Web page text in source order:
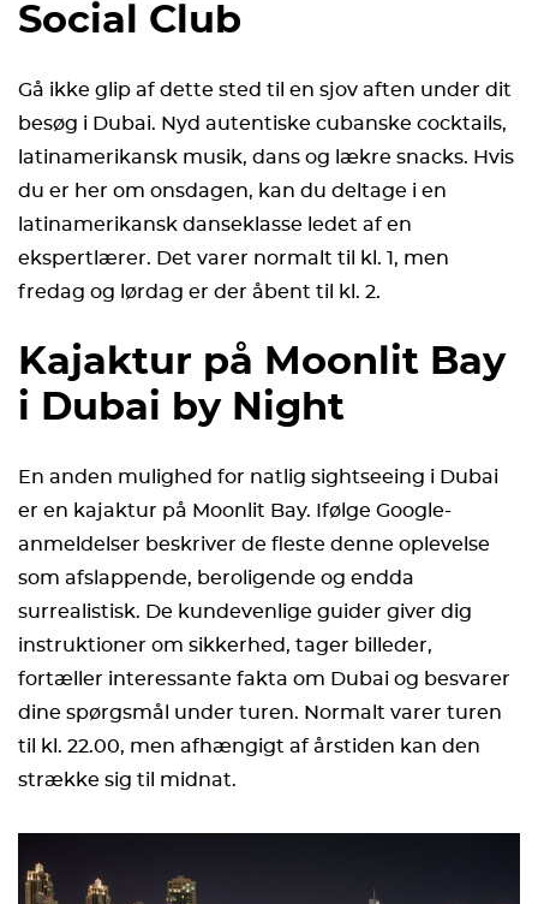
Social Club
Gå ikke glip af dette sted til en sjov aften under dit
besøg i Dubai. Nyd autentiske cubanske cocktails,
latinamerikansk musik, dans og lækre snacks. Hvis
du er her om onsdagen, kan du deltage i en
latinamerikansk danseklasse ledet af en
ekspertlærer. Det varer normalt til kl. 1, men
fredag og lørdag er der åbent til kl. 2.
Kajaktur på Moonlit Bay
i Dubai by Night
En anden mulighed for natlig sightseeing i Dubai
er en kajaktur på Moonlit Bay. Ifølge Google-
anmeldelser beskriver de fleste denne oplevelse
som afslappende, beroligende og endda
surrealistisk. De kundevenlige guider giver dig
instruktioner om sikkerhed, tager billeder,
fortæller interessante fakta om Dubai og besvarer
dine spørgsmål under turen. Normalt varer turen
til kl. 22.00, men afhængigt af årstiden kan den
strække sig til midnat.